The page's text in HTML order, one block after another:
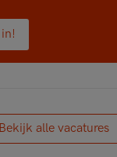
Bekijk alle vacatures